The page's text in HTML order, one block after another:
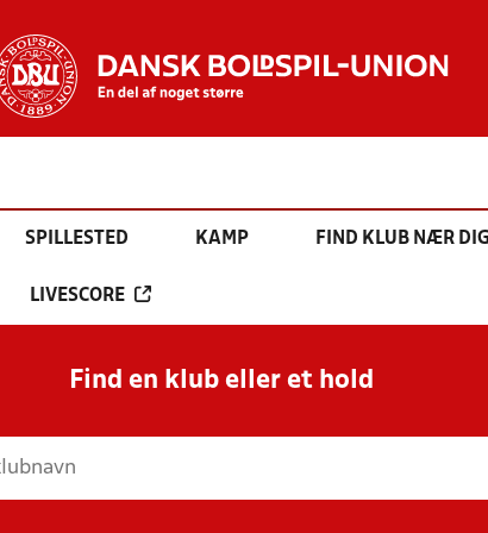
SPILLESTED KAMP FIND KLUB NÆR
LIVESCORE
Find en klub eller et hold